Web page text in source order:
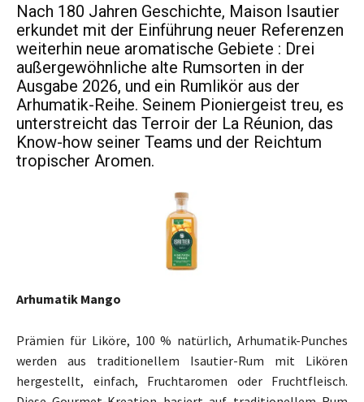
Nach 180 Jahren Geschichte, Maison Isautier
erkundet mit der Einführung neuer Referenzen
weiterhin neue aromatische Gebiete : Drei
außergewöhnliche alte Rumsorten in der
Ausgabe 2026, und ein Rumlikör aus der
Arhumatik-Reihe. Seinem Pioniergeist treu, es
unterstreicht das Terroir der La Réunion, das
Know-how seiner Teams und der Reichtum
tropischer Aromen.
Arhumatik Mango
Prämien für Liköre, 100 % natürlich, Arhumatik-Punches
werden aus traditionellem Isautier-Rum mit Likören
hergestellt, einfach, Fruchtaromen oder Fruchtfleisch.